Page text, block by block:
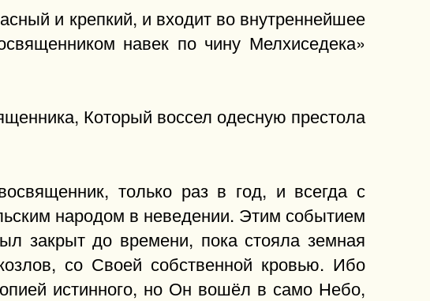
и крепкий, и входит во внутреннейшее
навек по чину Мелхиседека»
Который воссел одесную престола
только раз в год, и всегда с
народом в неведении. Этим событием
закрыт до времени, пока стояла земная
со Своей собственной кровью. Ибо
истинного, но Он вошёл в само Небо,